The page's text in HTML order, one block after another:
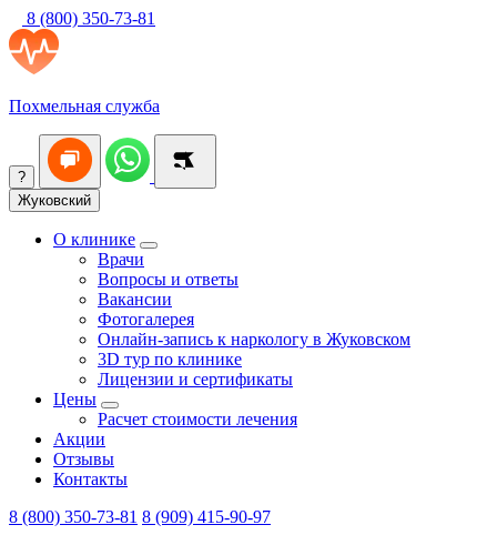
8 (800) 350-73-81
Похмельная служба
?
Жуковский
О клинике
Врачи
Вопросы и ответы
Вакансии
Фотогалерея
Онлайн-запись к наркологу в Жуковском
3D тур по клинике
Лицензии и сертификаты
Цены
Расчет стоимости лечения
Акции
Отзывы
Контакты
8 (800) 350-73-81 8 (909) 415-90-97